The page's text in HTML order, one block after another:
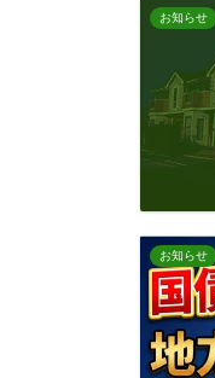
お知らせ
お知らせ